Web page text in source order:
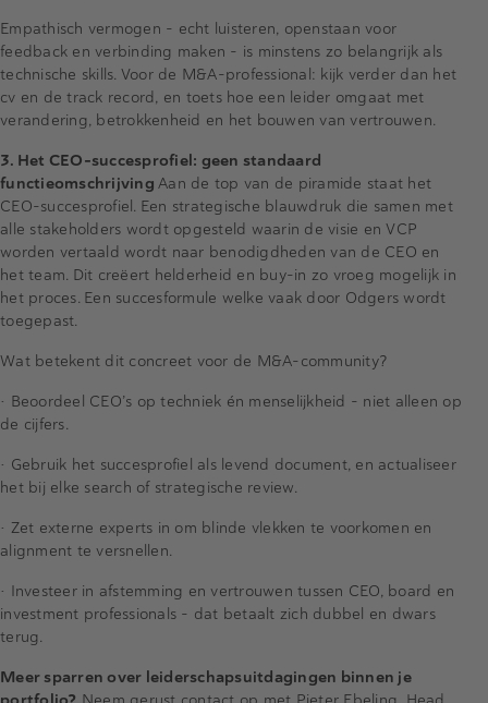
Empathisch vermogen - echt luisteren, openstaan voor
feedback en verbinding maken - is minstens zo belangrijk als
technische skills. Voor de M&A-professional: kijk verder dan het
cv en de track record, en toets hoe een leider omgaat met
verandering, betrokkenheid en het bouwen van vertrouwen.
3. Het CEO-succesprofiel: geen standaard
functieomschrijving Aan de top van de piramide staat het
CEO-succesprofiel. Een strategische blauwdruk die samen met
alle stakeholders wordt opgesteld waarin de visie en VCP
worden vertaald wordt naar benodigdheden van de CEO en
het team. Dit creëert helderheid en buy-in zo vroeg mogelijk in
het proces. Een succesformule welke vaak door Odgers wordt
toegepast.
Wat betekent dit concreet voor de M&A-community?
• Beoordeel CEO’s op techniek én menselijkheid – niet alleen op
de cijfers.
• Gebruik het succesprofiel als levend document, en actualiseer
het bij elke search of strategische review.
• Zet externe experts in om blinde vlekken te voorkomen en
alignment te versnellen.
• Investeer in afstemming en vertrouwen tussen CEO, board en
investment professionals – dat betaalt zich dubbel en dwars
terug.
Meer sparren over leiderschapsuitdagingen binnen je